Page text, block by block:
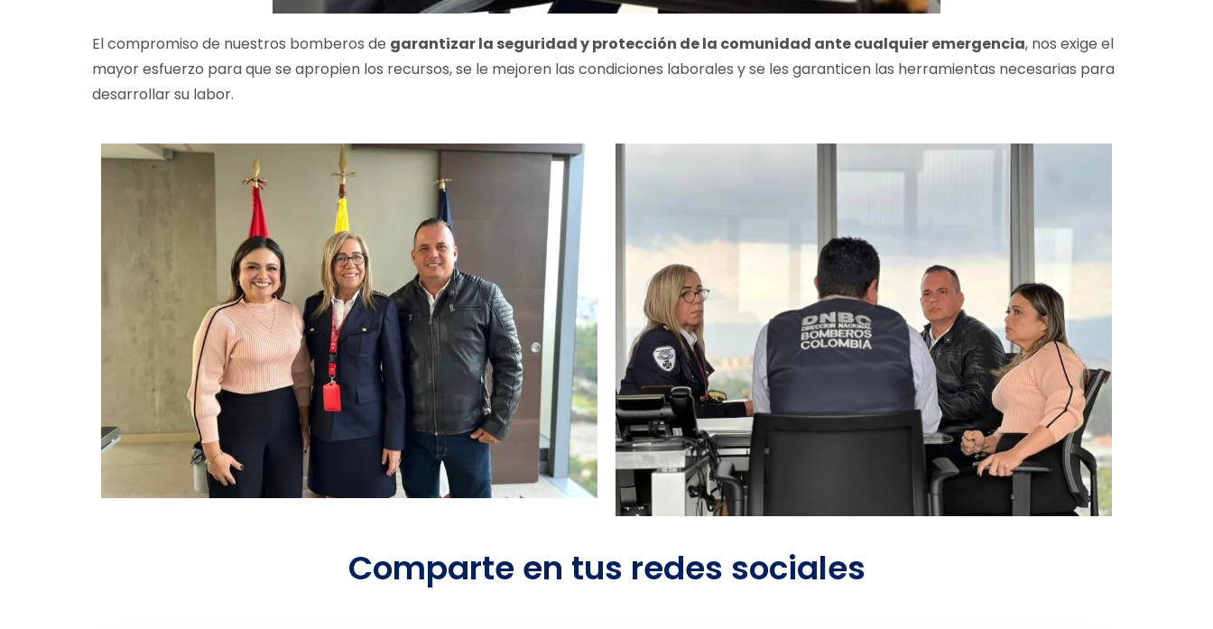
El compromiso de nuestros bomberos de garantizar la seguridad y protección de la comunidad ante cualquier emergencia, nos exige el
mayor esfuerzo para que se apropien los recursos, se le mejoren las condiciones laborales y se les garanticen las herramientas necesarias para
desarrollar su labor.
Comparte en tus redes sociales